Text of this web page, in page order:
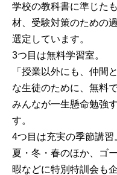
学校の教科書に準じた
材、受験対策のための
選定しています。
3つ目は無料学習室。
「授業以外にも、仲間
な生徒のために、無料
みんなが一生懸命勉強
す。
4つ目は充実の季節講習
夏・冬・春のほか、ゴ
暇などに特別特訓会も企